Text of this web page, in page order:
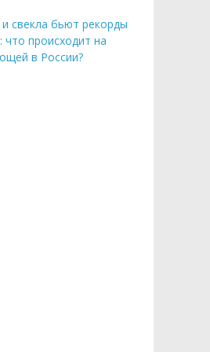
свекла бьют рекорды
что происходит на
в России?